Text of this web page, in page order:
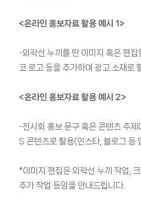
<온라인 홍보자료 활용 예시 1>
-외곽선 누끼를 딴 이미지 혹은 편집
코 로고 등을 추가하여 광고 소재로
<온라인 홍보자료 활용 예시 2>
-전시회 홍보 문구 혹은 콘텐츠 주
S 콘텐츠로 활용(인스타, 블로그 등
*이미지 편집은 외곽선 누끼 작업,
추가 작업 등임을 안내드립니다.